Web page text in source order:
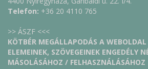
Telefon: +36 20 4110 765
>> ÁSZF <<<
KÖTBÉR MEGÁLLAPODÁS A
ELEMEINEK, SZÖVEGEINEK ENGEDÉLY
MÁSOLÁSÁHOZ / FELHASZNÁLÁSÁHOZ